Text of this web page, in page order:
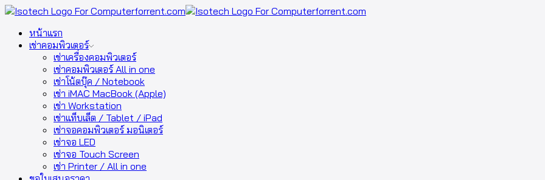
หน้าแรก
เช่าคอมพิวเตอร์
เช่าเครื่องคอมพิวเตอร์
เช่าคอมพิวเตอร์ All in one
เช่าโน้ตบุ๊ค / Notebook
เช่า iMAC MacBook (Apple)
เช่า Workstation
เช่าแท็บเล็ต / Tablet / iPad
เช่าจอคอมพิวเตอร์ มอนิเตอร์
เช่าจอ LED
เช่าจอ Touch Screen
เช่า Printer / All in one